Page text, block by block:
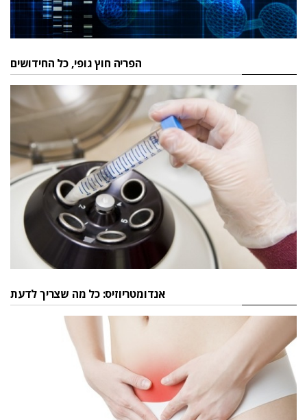
הפריה חוץ גופי, כל החידושים
אנדומטריוזיס: כל מה שצריך לדעת